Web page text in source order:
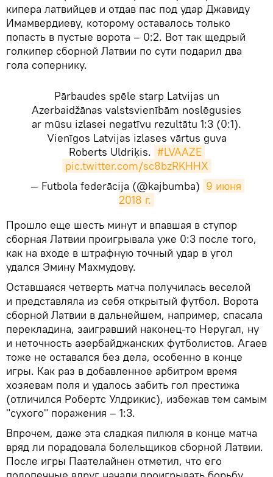
кипера латвийцев и отдав пас под удар Джавиду
Имамвердиеву, которому оставалось только
попасть в пустые ворота – 0:2. Вот так щедрый
голкипер сборной Латвии по сути подарил два
гола сопернику.
Pārbaudes spēle starp Latvijas un
Azerbaidžānas valstsvienībām noslēgusies
ar mūsu izlasei negatīvu rezultātu 1:3 (0:1).
Vienīgos Latvijas izlases vārtus guva
Roberts Uldriķis. #LVAAZE
pic.twitter.com/sc8bzRKHHX
— Futbola federācija (@kajbumba) 9 июня
2018 г.
​Прошло еще шесть минут и впавшая в ступор
сборная Латвии проигрывала уже 0:3 после того,
как на входе в штрафную точный удар в угол
удался Эмину Махмудову.
Оставшаяся четверть матча получилась веселой
и представляла из себя открытый футбол. Ворота
сборной Латвии в дальнейшем, например, спасала
перекладина, заигравший наконец-то Неругал, ну
и неточность азербайджанских футболистов. Агаев
тоже не оставался без дела, особенно в конце
игры. Как раз в добавленное арбитром время
хозяевам поля и удалось забить гол престижа
(отличился Робертс Улдрикис), избежав тем самым
"сухого" поражения – 1:3.
Впрочем, даже эта сладкая пилюля в конце матча
вряд ли порадовала болельщиков сборной Латвии.
После игры Паателайнен отметил, что его